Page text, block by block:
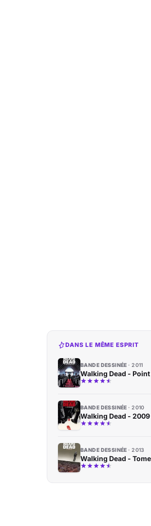
DANS LE MÊME ESPRIT
BANDE DESSINÉE 2011
Walking Dead -
BANDE DESSINÉE 2010
Walking Dead -
BANDE DESSINÉE 2013
Walking Dead -